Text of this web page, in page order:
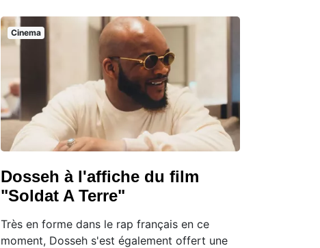
Cinema
Dosseh à l'affiche du film
"Soldat A Terre"
Très en forme dans le rap français en ce
moment, Dosseh s'est également offert une